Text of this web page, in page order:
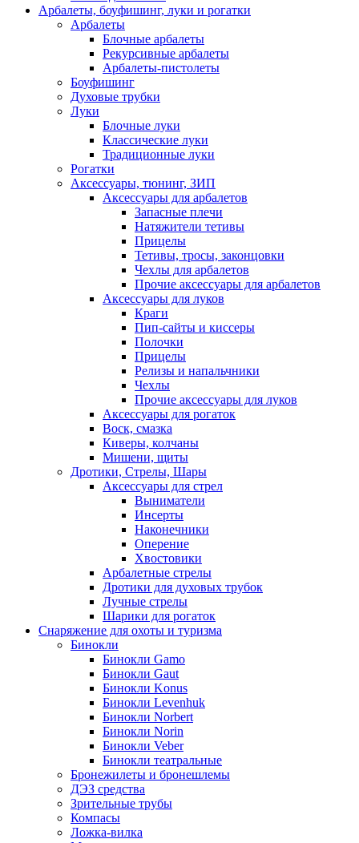
Арбалеты, боуфишинг, луки и рогатки
Арбалеты
Блочные арбалеты
Рекурсивные арбалеты
Арбалеты-пистолеты
Боуфишинг
Духовые трубки
Луки
Блочные луки
Классические луки
Традиционные луки
Рогатки
Аксессуары, тюнинг, ЗИП
Аксессуары для арбалетов
Запасные плечи
Натяжители тетивы
Прицелы
Тетивы, тросы, законцовки
Чехлы для арбалетов
Прочие аксессуары для арбалетов
Аксессуары для луков
Краги
Пип-сайты и киссеры
Полочки
Прицелы
Релизы и напальчники
Чехлы
Прочие аксессуары для луков
Аксессуары для рогаток
Воск, смазка
Киверы, колчаны
Мишени, щиты
Дротики, Стрелы, Шары
Аксессуары для стрел
Выниматели
Инсерты
Наконечники
Оперение
Хвостовики
Арбалетные стрелы
Дротики для духовых трубок
Лучные стрелы
Шарики для рогаток
Снаряжение для охоты и туризма
Бинокли
Бинокли Gamo
Бинокли Gaut
Бинокли Konus
Бинокли Levenhuk
Бинокли Norbert
Бинокли Norin
Бинокли Veber
Бинокли театральные
Бронежилеты и бронешлемы
ДЭЗ средства
Зрительные трубы
Компасы
Ложка-вилка